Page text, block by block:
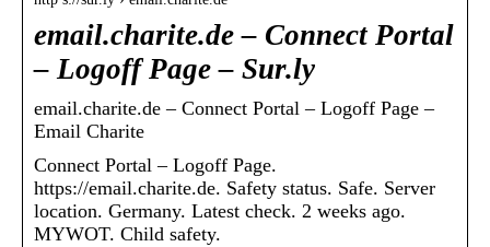
email.charite.de – Connect Portal
– Logoff Page – Sur.ly
email.charite.de – Connect Portal – Logoff Page –
Email Charite
Connect Portal – Logoff Page.
https://email.charite.de. Safety status. Safe. Server
location. Germany. Latest check. 2 weeks ago.
MYWOT. Child safety.